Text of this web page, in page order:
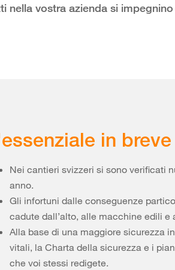
nella vostra azienda si
in breve
Nei cantieri svizzeri si sono verificati
anno.
Gli infortuni dalle conseguenze
cadute dall’alto, alle macchine edili e
Alla base di una maggiore sicurezza
vitali, la Charta della sicurezza e i
che voi stessi redigete.